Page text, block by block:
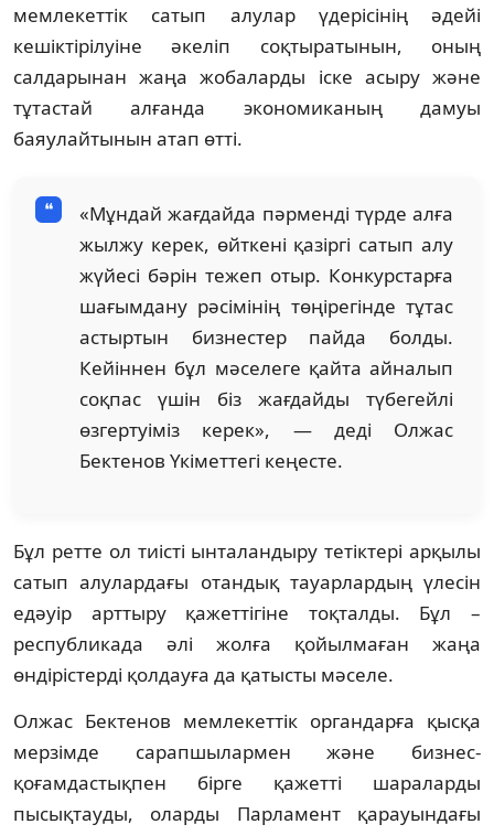
мемлекеттік сатып алулар үдерісінің әдейі
кешіктірілуіне әкеліп соқтыратынын, оның
салдарынан жаңа жобаларды іске асыру және
тұтастай алғанда экономиканың дамуы
баяулайтынын атап өтті.
«Мұндай жағдайда пәрменді түрде алға
жылжу керек, өйткені қазіргі сатып алу
жүйесі бәрін тежеп отыр. Конкурстарға
шағымдану рәсімінің төңірегінде тұтас
астыртын бизнестер пайда болды.
Кейіннен бұл мәселеге қайта айналып
соқпас үшін біз жағдайды түбегейлі
өзгертуіміз керек», — деді Олжас
Бектенов Үкіметтегі кеңесте.
Бұл ретте ол тиісті ынталандыру тетіктері арқылы
сатып алулардағы отандық тауарлардың үлесін
едәуір арттыру қажеттігіне тоқталды. Бұл –
республикада әлі жолға қойылмаған жаңа
өндірістерді қолдауға да қатысты мәселе.
Олжас Бектенов мемлекеттік органдарға қысқа
мерзімде сарапшылармен және бизнес-
қоғамдастықпен бірге қажетті шараларды
пысықтауды, оларды Парламент қарауындағы